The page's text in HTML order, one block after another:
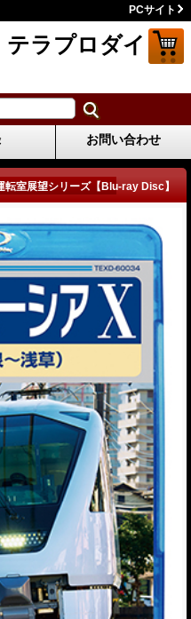
PCサイト
ラプロダイ
お問い合わせ
転室展望シリーズ【Blu-ray Disc】